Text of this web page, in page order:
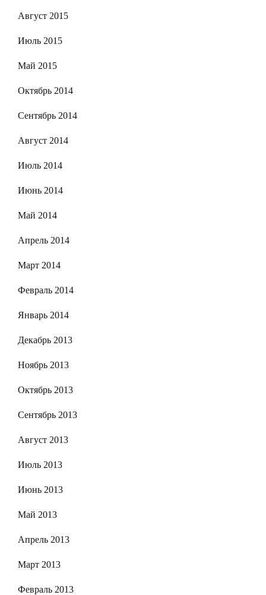
Август 2015
Июль 2015
Май 2015
Октябрь 2014
Сентябрь 2014
Август 2014
Июль 2014
Июнь 2014
Май 2014
Апрель 2014
Март 2014
Февраль 2014
Январь 2014
Декабрь 2013
Ноябрь 2013
Октябрь 2013
Сентябрь 2013
Август 2013
Июль 2013
Июнь 2013
Май 2013
Апрель 2013
Март 2013
Февраль 2013